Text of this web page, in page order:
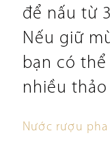
để nấu từ
Nếu giữ
bạn có
nhiều
Nước rượu